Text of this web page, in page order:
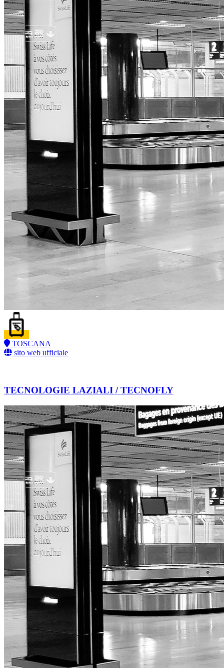
TOSCANA
sito web ufficiale
TECNOLOGIE LAZIALI / TECNOFLY